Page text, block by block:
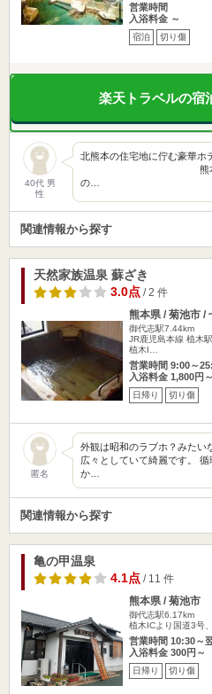
営業時間
入浴料金 ～
宿泊 切り傷
楽天トラベルの宿
40代 男
性
北熊本の住宅
熊本県熊本市北
の…
関連情報から探す
天然家族温泉 蘇ざき
3.0点/ 2 件
熊本県 / 菊池市 /
御代志駅7.44km
JR鹿児島本線 植木
植木I…
営業時間 9:00～
入浴料金 1,800円～
日帰り 切り傷
匿名
外観は昭和のラブホ？みたい
広々としていて綺麗です。
か…
関連情報から探す
亀の甲温泉
4.1点/ 11 件
熊本県 / 菊池市
御代志駅6.17km
植木ICより国道3号
営業時間 10:30～
入浴料金 300円～
日帰り 切り傷